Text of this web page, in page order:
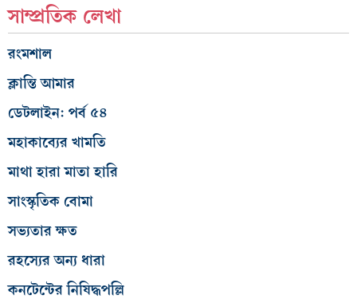
সাম্প্রতিক লেখা
রংমশাল
ক্লান্তি আমার
ডেটলাইন: পর্ব ৫৪
মহাকাব্যের খামতি
মাথা হারা মাতা হারি
সাংস্কৃতিক বোমা
সভ্যতার ক্ষত
রহস্যের অন্য ধারা
কনটেন্টের নিষিদ্ধপল্লি